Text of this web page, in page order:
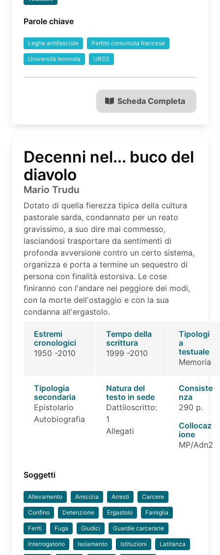
Parole chiave
Leghe antifasciste Partito comunista francese
Università leninista URSS
Scheda Completa
Decenni nel... buco del
diavolo
Mario Trudu
Dotato di quella fierezza tipica della cultura
pastorale sarda, condannato per un reato
gravissimo, a suo dire mai commesso,
lasciandosi trasportare da sentimenti di
profonda avversione contro un certo sistema,
organizza e porta a termine un sequestro di
persona con finalità estorsiva. Le cose
finiranno con l'andare nel peggiore dei modi,
con la morte dell'ostaggio e con la sua
condanna all'ergastolo.
Estremi
cronologici
1950 -2010
Tempo della
scrittura
1999 -2010
Tipologi
a
testuale
Memoria
Tipologia
secondaria
Epistolario
Autobiografia
Natura del
testo in sede
Dattiloscritto:
1
Allegati
Consiste
nza
290 p.
Collocaz
ione
MP/Adn2
Soggetti
Allevamento Amicizia Arresti Carcere
Confino Detenzione Ergastolo Famiglia
Feriti Fuga Giudici Guardie carcerarie
Interrogatorio Isolamento Istituzioni Latitanza